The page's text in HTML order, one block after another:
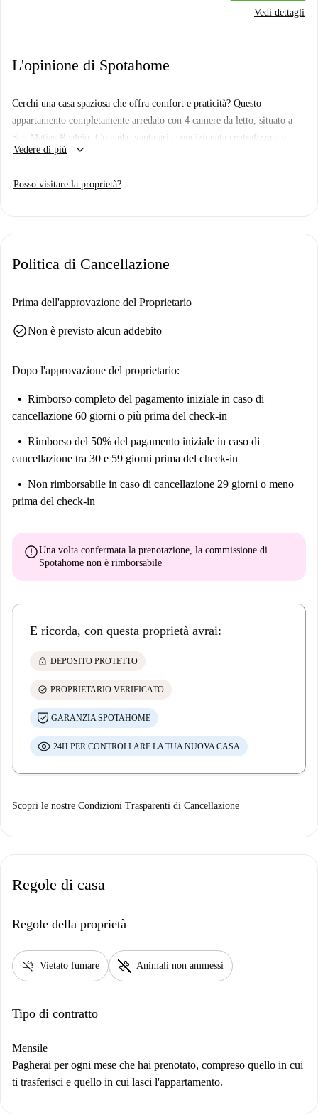
Vedi dettagli
L'opinione di Spotahome
Cerchi una casa spaziosa che offra comfort e praticità? Questo
appartamento completamente arredato con 4 camere da letto, situato a
San Matías-Realejo, Granada, vanta aria condizionata centralizzata e
riscaldamento elettrico. La cucina è completamente attrezzata con
selezionata da Spotahome per la vostra tranquillità; le bollette di acqua,
cultura. A pochi passi si trovano importanti punti di riferimento come la
Rambla, oltre a numerose altre attrazioni, ideali per esplorare la storia e
Granada.
Vedere di più keyboard_arrow_down
Posso visitare la proprietà?
Politica di Cancellazione
Prima dell'approvazione del Proprietario
check_circleNon è previsto alcun addebito
Dopo l'approvazione del proprietario:
Rimborso completo del pagamento iniziale in caso di
cancellazione 60 giorni o più prima del check-in
Rimborso del 50% del pagamento iniziale in caso di
cancellazione tra 30 e 59 giorni prima del check-in
Non rimborsabile in caso di cancellazione 29 giorni o meno
prima del check-in
errorUna volta confermata la prenotazione, la commissione di
Spotahome non è rimborsabile
E ricorda, con questa proprietà avrai:
lock DEPOSITO PROTETTO
check_circle PROPRIETARIO VERIFICATO
GARANZIA SPOTAHOME
24H PER CONTROLLARE LA TUA NUOVA CASA
Scopri le nostre Condizioni Trasparenti di Cancellazione
Regole di casa
Regole della proprietà
smoke_free Vietato fumare pet_supplies Animali non ammessi
Tipo di contratto
Mensile
Pagherai per ogni mese che hai prenotato, compreso quello in cui
ti trasferisci e quello in cui lasci l'appartamento.